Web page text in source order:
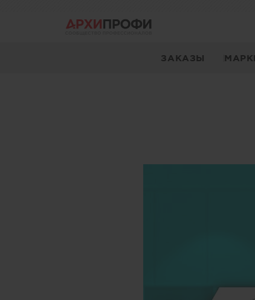
ЗАКАЗЫ